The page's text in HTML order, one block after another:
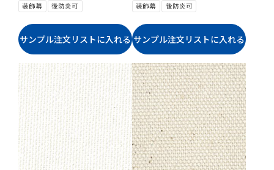
装飾幕 後防炎可 装飾幕 後防炎可